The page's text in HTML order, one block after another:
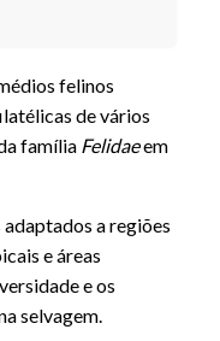
felinos
de vários
família Felidaeem
a regiões
e áreas
e os
selvagem.